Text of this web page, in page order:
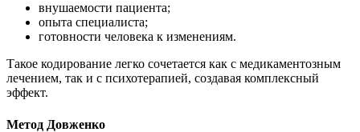
внушаемости пациента;
опыта специалиста;
готовности человека к изменениям.
Такое кодирование легко сочетается как с медикаментозным
лечением, так и с психотерапией, создавая комплексный
эффект.
Метод Довженко